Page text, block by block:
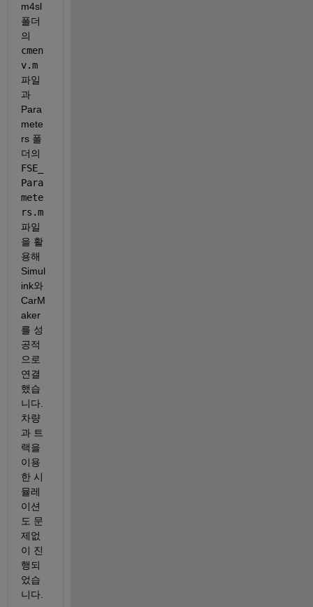
m4sl
폴더
cmen
v.m
파일
과
Para
mete
rs 폴
FSE_
Para
mete
rs.m
파일
을 활
용해
Simul
ink와
CarM
aker
를 성
공적
으로
연결
했습
니다.
차량
과 트
랙을
이용
한 시
뮬레
이션
도 문
제없
이 진
행되
었습
니다.